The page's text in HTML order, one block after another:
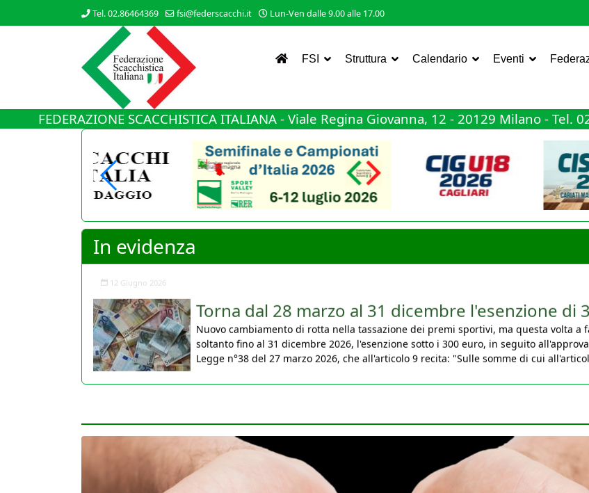
Tel. 02.86464369 fsi@federscacchi.it Lun-Ven dalle 9.00 alle 17.00
FSI Struttura Calendario Eventi
FEDERAZIONE SCACCHISTICA ITALIANA - Viale Regina Giovanna, 12 - 20129 Milano - Tel.
In evidenza
30 Marzo 2026
Nuovo cambiamento di rotta nella tassazione dei premi sportivi, ma questa volta a
soltanto fino al 31 dicembre 2026, l'esenzione sotto i 300 euro, in seguito
Legge n°38 del 27 marzo 2026, che all'articolo 9 recita: "Sulle somme di cui